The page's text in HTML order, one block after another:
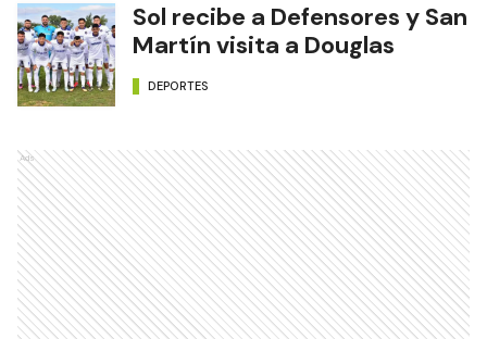
Sol recibe a Defensores y San
Martín visita a Douglas
DEPORTES
Ads